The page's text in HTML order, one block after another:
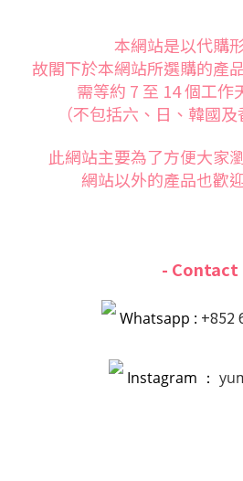
本網站是以代購
故閣下於本網站所選購的產
需等約 7 至 14 個工作
（不包括六、日、韓國及
此網站主要為了方便大家
網站以外的產品也歡
- Contact
Whatsapp : +852
Instagram ：